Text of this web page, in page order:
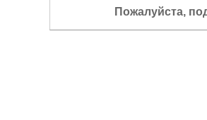
Пожалуйста,